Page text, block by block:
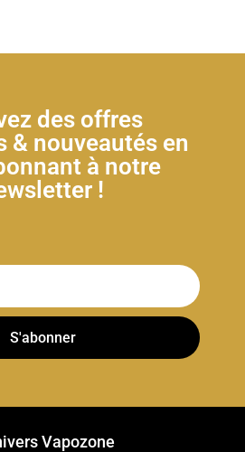
des offres
& nouveautés en
à notre
!
S'abonner
Vapozone